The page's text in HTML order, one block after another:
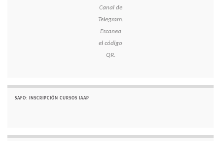
Canal de
Telegram.
Escanea
el código
QR.
SAFO: INSCRIPCIÓN CURSOS IAAP